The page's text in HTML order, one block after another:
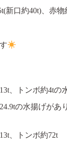
新口約40t)、赤物
、トンボ約4tの
の水揚げがあ
、トンボ約72t